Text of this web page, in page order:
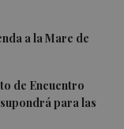
a la Mare de
de Encuentro
para las